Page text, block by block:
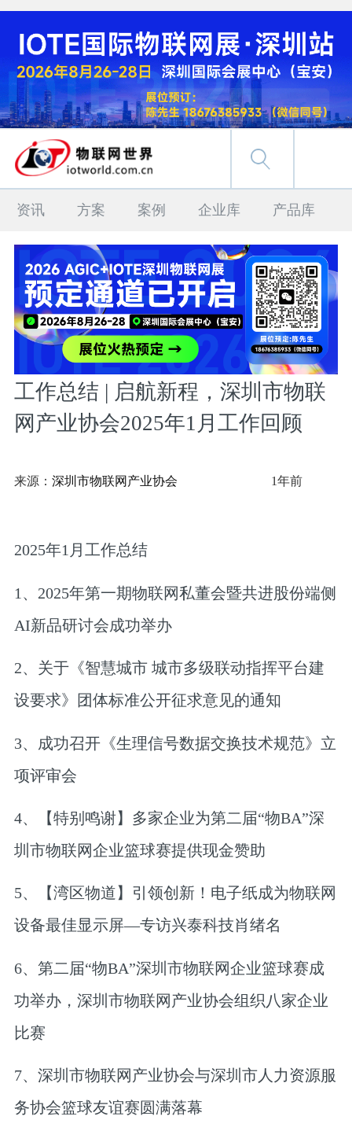
资讯 方案 案例 企业库 产品库
工作总结 | 启航新程，深圳市物联
网产业协会2025年1月工作回顾
来源： 深圳市物联网产业协会 1年前
2025年1月工作总结
1、2025年第一期物联网私董会暨共进股份端侧
AI新品研讨会成功举办
2、关于《智慧城市 城市多级联动指挥平台建
设要求》团体标准公开征求意见的通知
3、成功召开《生理信号数据交换技术规范》立
项评审会
4、【特别鸣谢】多家企业为第二届“物BA”深
圳市物联网企业篮球赛提供现金赞助
5、【湾区物道】引领创新！电子纸成为物联网
设备最佳显示屏—专访兴泰科技肖绪名
6、第二届“物BA”深圳市物联网企业篮球赛成
功举办，深圳市物联网产业协会组织八家企业
比赛
7、深圳市物联网产业协会与深圳市人力资源服
务协会篮球友谊赛圆满落幕